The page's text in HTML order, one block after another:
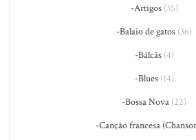
-Artigos(35)
-Balaio de gatos (36)
-Bálcãs(4)
-Blues(14)
-Bossa Nova (22)
-Canção francesa